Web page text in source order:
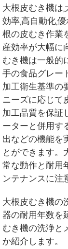
大根皮むき機は
効率,高自動化,
根の皮むき作業
産効率が大幅に
むき機は一般的
手の食品グレー
加工衛生基準の
ニーズに応じて
加工品質を保証
ーターと併用す
出などの機能を
とができます。
常な動作と耐用
ンテナンスに注
大根皮むき機の
器の耐用年数を
むき機の洗浄と
か紹介します。